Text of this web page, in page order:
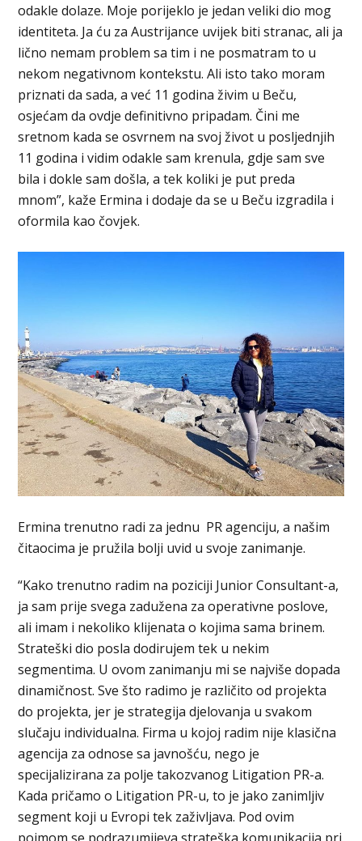
odakle dolaze. Moje porijeklo je jedan veliki dio mog
identiteta. Ja ću za Austrijance uvijek biti stranac, ali ja
lično nemam problem sa tim i ne posmatram to u
nekom negativnom kontekstu. Ali isto tako moram
priznati da sada, a već 11 godina živim u Beču,
osjećam da ovdje definitivno pripadam. Čini me
sretnom kada se osvrnem na svoj život u posljednjih
11 godina i vidim odakle sam krenula, gdje sam sve
bila i dokle sam došla, a tek koliki je put preda
mnom”, kaže Ermina i dodaje da se u Beču izgradila i
oformila kao čovjek.
Ermina trenutno radi za jednu PR agenciju, a našim
čitaocima je pružila bolji uvid u svoje zanimanje.
“Kako trenutno radim na poziciji Junior Consultant-a,
ja sam prije svega zadužena za operativne poslove,
ali imam i nekoliko klijenata o kojima sama brinem.
Strateški dio posla dodirujem tek u nekim
segmentima. U ovom zanimanju mi se najviše dopada
dinamičnost. Sve što radimo je različito od projekta
do projekta, jer je strategija djelovanja u svakom
slučaju individualna. Firma u kojoj radim nije klasična
agencija za odnose sa javnošću, nego je
specijalizirana za polje takozvanog Litigation PR-a.
Kada pričamo o Litigation PR-u, to je jako zanimljiv
segment koji u Evropi tek zaživljava. Pod ovim